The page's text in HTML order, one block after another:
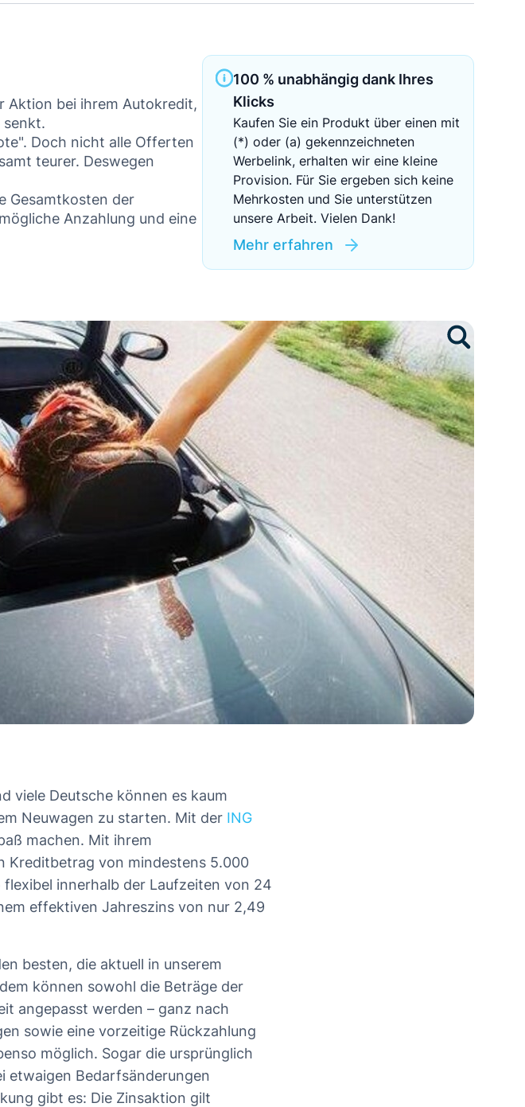
EZB-Leitzins
Aktion bei ihrem Autokredit,
senkt.
Doch nicht alle Offerten
teurer. Deswegen
Gesamtkosten der
Anzahlung und eine
100 % unabhängig dank Ihres
Klicks
Kaufen Sie ein Produkt über einen mit
(*) oder (a) gekennzeichneten
Werbelink, erhalten wir eine kleine
Provision. Für Sie ergeben sich keine
Mehrkosten und Sie unterstützen
unsere Arbeit. Vielen Dank!
Mehr erfahren
viele Deutsche können es kaum
Neuwagen zu starten. Mit der ING
machen. Mit ihrem
Kreditbetrag von mindestens 5.000
innerhalb der Laufzeiten von 24
effektiven Jahreszins von nur 2,49
besten, die aktuell in unserem
können sowohl die Beträge der
angepasst werden – ganz nach
sowie eine vorzeitige Rückzahlung
möglich. Sogar die ursprünglich
etwaigen Bedarfsänderungen
gibt es: Die Zinsaktion gilt